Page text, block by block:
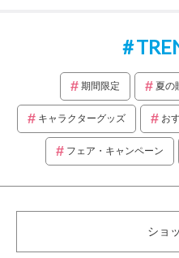
期間限定 夏の
キャラクターグッズ お
フェア・キャンペーン
ショ